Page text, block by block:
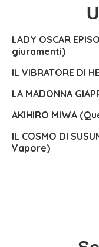
LADY OSCAR
giuramenti)
IL VIBRATORE DI
LA MADONNA
AKIHIRO MIWA
IL COSMO DI
Vapore)